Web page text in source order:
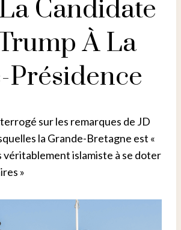
Candidate
À La
Présidence
sur les remarques de JD
la Grande-Bretagne est «
véritablement islamiste à se doter
»